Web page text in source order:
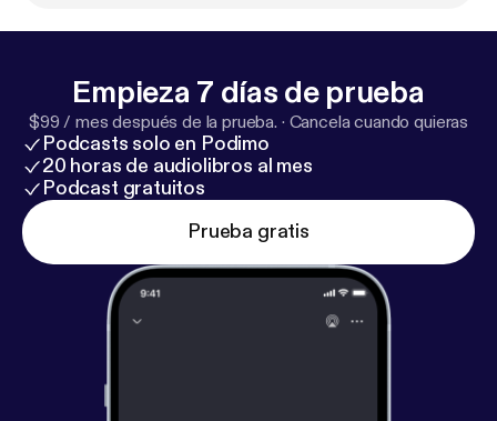
Empieza 7 días de prueba
$99 / mes después de la prueba. · Cancela cuando quieras
Podcasts solo en Podimo
20 horas de audiolibros al mes
Podcast gratuitos
Prueba gratis